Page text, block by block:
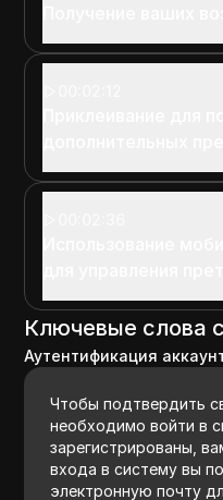
Ключевые слова
Аутентификация
Чтобы подтвердить
необходимо войти в
зарегистрированы,
входа в систему вы
электронную почту